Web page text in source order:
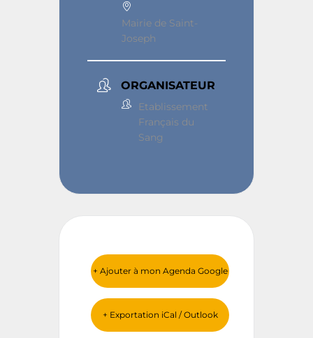
Mairie de Saint-
Joseph
ORGANISATEUR
Etablissement
Français du
Sang
+ Ajouter à mon Agenda Google
+ Exportation iCal / Outlook